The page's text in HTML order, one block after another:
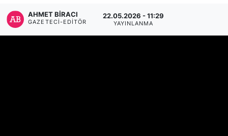
AHMET BIRACI
GAZETECI-EDITÖR
22.05.2026 - 11:29
YAYINLANMA
MAGAZİN
Son Dakika Haberleri